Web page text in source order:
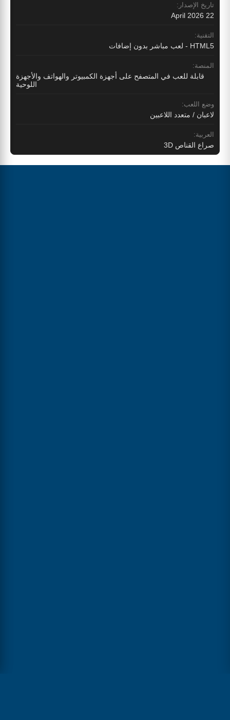
تاريخ الإصدار:
22 April 2026
التقنية:
HTML5 - لعب مباشر بدون إضافات
المنصة:
قابلة للعب في المتصفح على أجهزة الكمبيوتر والهواتف والأجهزة
اللوحية
وضع اللعب:
لاعبان / متعدد اللاعبين
العربية:
صراع القناص 3D